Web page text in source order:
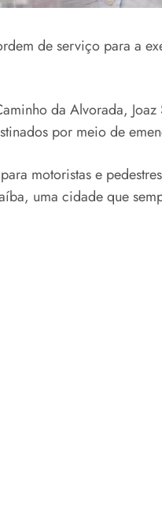
de serviço para a
da Alvorada, Joaz
por meio de
motoristas e
uma cidade que